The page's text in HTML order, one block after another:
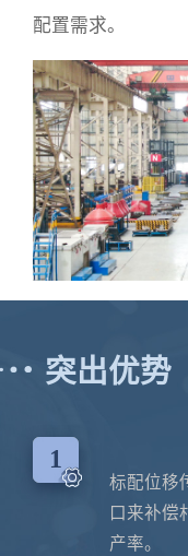
配置需求。
突出优势
1
标配位移
口来补偿
产率。